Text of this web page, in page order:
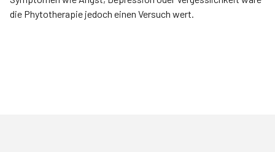
die Phytotherapie jedoch einen Versuch wert.